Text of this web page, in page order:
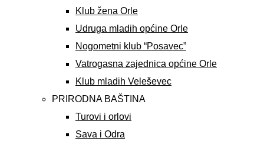
Klub žena Orle
Udruga mladih općine Orle
Nogometni klub “Posavec”
Vatrogasna zajednica općine Orle
Klub mladih Veleševec
PRIRODNA BAŠTINA
Turovi i orlovi
Sava i Odra